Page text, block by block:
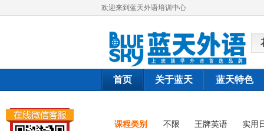
欢迎来到蓝天外语培训中心
首页 关于蓝天 蓝天特色
课程类别 不限 王牌英语 实用